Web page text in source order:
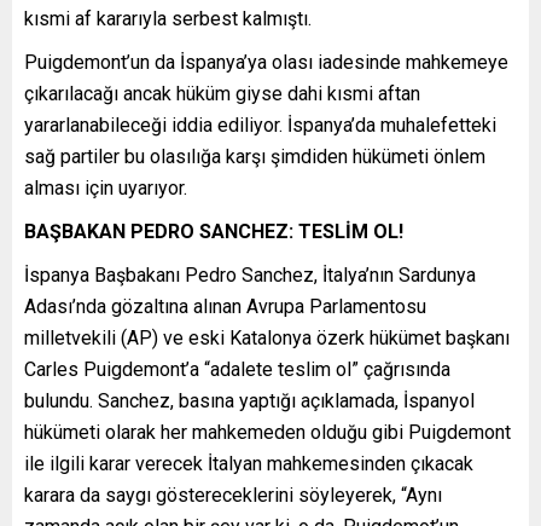
kısmi af kararıyla serbest kalmıştı.
Puigdemont’un da İspanya’ya olası iadesinde mahkemeye
çıkarılacağı ancak hüküm giyse dahi kısmi aftan
yararlanabileceği iddia ediliyor. İspanya’da muhalefetteki
sağ partiler bu olasılığa karşı şimdiden hükümeti önlem
alması için uyarıyor.
BAŞBAKAN PEDRO SANCHEZ: TESLİM OL!
İspanya Başbakanı Pedro Sanchez, İtalya’nın Sardunya
Adası’nda gözaltına alınan Avrupa Parlamentosu
milletvekili (AP) ve eski Katalonya özerk hükümet başkanı
Carles Puigdemont’a “adalete teslim ol” çağrısında
bulundu. Sanchez, basına yaptığı açıklamada, İspanyol
hükümeti olarak her mahkemeden olduğu gibi Puigdemont
ile ilgili karar verecek İtalyan mahkemesinden çıkacak
karara da saygı göstereceklerini söyleyerek, “Aynı